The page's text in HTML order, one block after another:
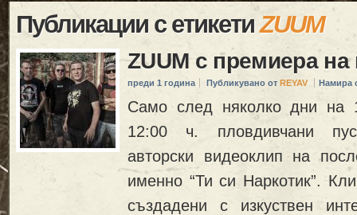
Публикации с етикетиZUUM
ZUUM с премиера
преди 1 година Публикувано от REYAV Намира
Само след няколко дни на
12:00 ч. пловдивчани
авторски видеоклип на
именно “Ти си Наркотик”.
създадени с изкуствен